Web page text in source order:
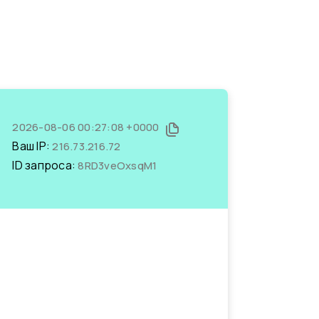
2026-08-06 00:27:08 +0000
Ваш IP:216.73.216.72
ID запроса:8RD3veOxsqM1